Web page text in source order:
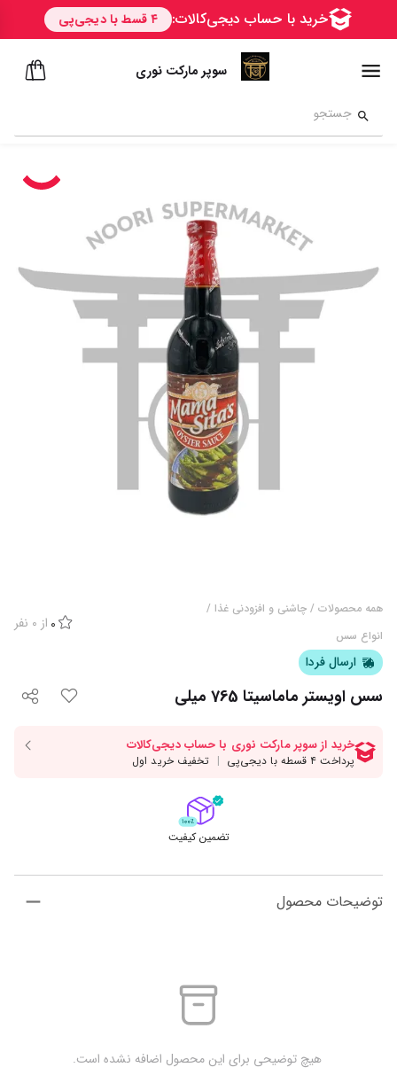
سوپر مارکت نوری
همه محصولات / چاشنی و افزودنی غذا /
انواع سس
0 از 0 نفر
ارسال فردا
سس اویستر ماماسیتا 765 میلی
تضمین کیفیت
توضیحات محصول
هیچ توضیحی برای این محصول اضافه نشده است.